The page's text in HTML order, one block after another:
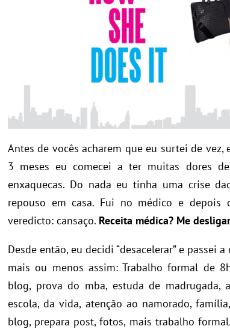
Antes de vocês acharem que eu surtei de vez,
3 meses eu comecei a ter muitas dores
enxaquecas. Do nada eu tinha uma crise
repouso em casa. Fui no médico e depois
veredicto: cansaço. Receita médica? Me
Desde então, eu decidi “desacelerar” e passei
mais ou menos assim: Trabalho formal de
blog, prova do mba, estuda de madrugada,
escola, da vida, atenção ao namorado,
blog, prepara post, fotos, mais trabalho